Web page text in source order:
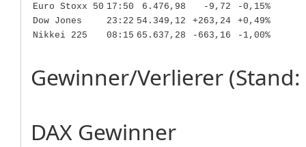
Euro Stoxx 50 17:50 6.476,98 -9,72
-0,15%
Dow Jones
23:22 54.349,12 +263,24
+0,49%
Nikkei 225
08:15 65.637,28 -663,16 -1,00%
Gewinner/Verlierer (Stand:
DAX Gewinner